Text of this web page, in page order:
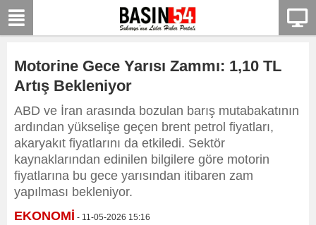
Motorine Gece Yarısı Zammı: 1,10 TL
Artış Bekleniyor
ABD ve İran arasında bozulan barış mutabakatının
ardından yükselişe geçen brent petrol fiyatları,
akaryakıt fiyatlarını da etkiledi. Sektör
kaynaklarından edinilen bilgilere göre motorin
fiyatlarına bu gece yarısından itibaren zam
yapılması bekleniyor.
EKONOMİ - 11-05-2026 15:16